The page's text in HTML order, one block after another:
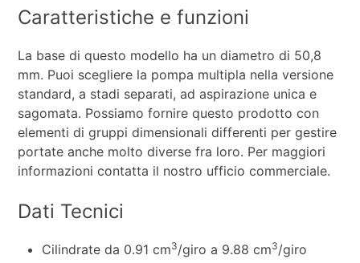
Caratteristiche e funzioni
La base di questo modello ha un diametro di 50,8
mm. Puoi scegliere la pompa multipla nella versione
standard, a stadi separati, ad aspirazione unica e
sagomata. Possiamo fornire questo prodotto con
elementi di gruppi dimensionali differenti per gestire
portate anche molto diverse fra loro. Per maggiori
informazioni contatta il nostro ufficio commerciale.
Dati Tecnici
Cilindrate da 0.91 cm3/giro a 9.88 cm3/giro